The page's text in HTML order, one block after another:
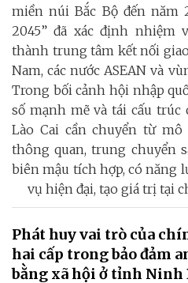
miền núi Bắc Bộ đến năm
2045” đã xác định nhiệm
thành trung tâm kết nối
Nam, các nước ASEAN và
Trong bối cảnh hội nhập
số mạnh mẽ và tái cấu
Lào Cai cần chuyển từ
thông quan, trung chuyển
biên mậu tích hợp, có năng
vụ hiện đại, tạo giá trị tại
Phát huy vai trò của
hai cấp trong bảo đảm
bằng xã hội ở tỉnh Ninh